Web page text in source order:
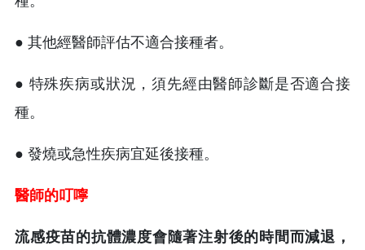
● 其他經醫師評估不適合接種者。
● 特殊疾病或狀況，須先經由醫師診斷是否適合接
種。
● 發燒或急性疾病宜延後接種。
醫師的叮嚀
流感疫苗的抗體濃度會隨著注射後的時間而減退，